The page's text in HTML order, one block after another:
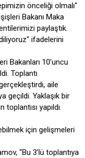
önceliği olmalı"
Bakanı Maka
paylaştık.
ifadelerini
Bakanları 10’uncu
Toplantı
aile
geçildi. Yaklaşık bir
yapıldı.
için gelişmeleri
"Bu 3’lü toplantıya